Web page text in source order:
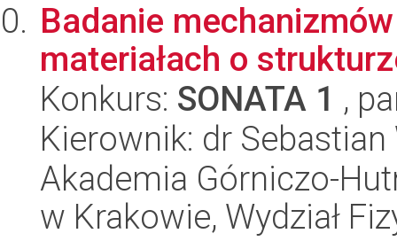
Badanie
materiałach o
Konkurs: SONATA 1 ,
Kierownik: dr
Akademia Górniczo-
w Krakowie, Wydział